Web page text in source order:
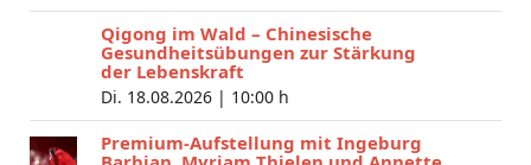
Qigong im Wald – Chinesische
Gesundheitsübungen zur Stärkung
der Lebenskraft
Di. 18.08.2026 | 10:00 h
Premium-Aufstellung mit Ingeburg